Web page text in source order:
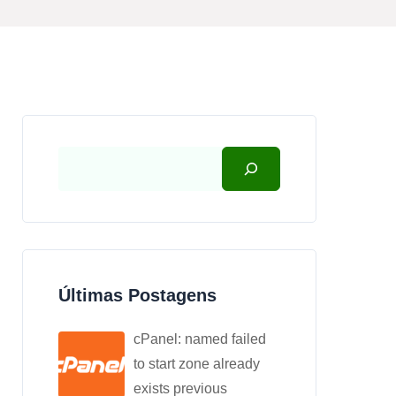
Últimas Postagens
cPanel: named failed
to start zone already
exists previous